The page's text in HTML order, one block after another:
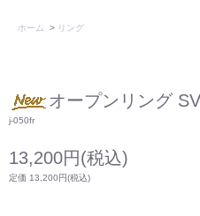
ホーム > リング
オープンリング
j-050fr
13,200円(税込)
定価 13,200円(税込)